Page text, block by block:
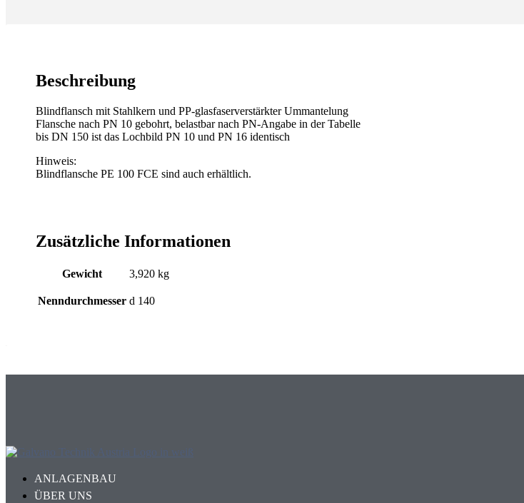
Beschreibung
Blindflansch mit Stahlkern und PP-glasfaserverstärkter Ummantelung
Flansche nach PN 10 gebohrt, belastbar nach PN-Angabe in der Tabelle
bis DN 150 ist das Lochbild PN 10 und PN 16 identisch
Hinweis:
Blindflansche PE 100 FCE sind auch erhältlich.
Zusätzliche Informationen
Gewicht 3,920 kg
Nenndurchmesser d 140
ANLAGENBAU
ÜBER UNS